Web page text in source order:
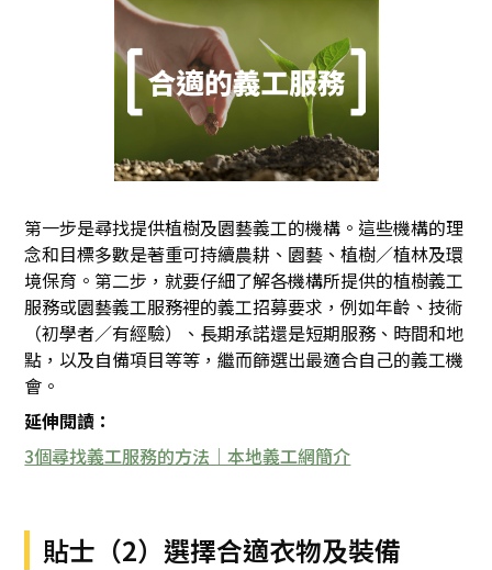
第一步是尋找提供植樹及園藝義工的機構。這些機構的理
念和目標多數是著重可持續農耕、園藝、植樹／植林及環
境保育。第二步，就要仔細了解各機構所提供的植樹義工
服務或園藝義工服務裡的義工招募要求，例如年齡、技術
（初學者／有經驗）、長期承諾還是短期服務、時間和地
點，以及自備項目等等，繼而篩選出最適合自己的義工機
會。
延伸閱讀：
3個尋找義工服務的方法｜本地義工網簡介
貼士（2）選擇合適衣物及裝備